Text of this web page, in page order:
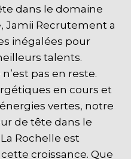
dans le domaine
Jamii Recrutement a
inégalées pour
talents.
pas en reste.
en cours et
vertes, notre
de tête dans le
Rochelle est
croissance. Que